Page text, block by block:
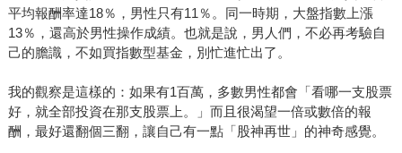
平均報酬率達18％，男性只有11％。同一時期，大盤指數上漲
13％，還高於男性操作成績。也就是說，男人們，不必再考驗自
己的膽識，不如買指數型基金，別忙進忙出了。
我的觀察是這樣的：如果有1百萬，多數男性都會「看哪一支股票
好，就全部投資在那支股票上。」而且很渴望一倍或數倍的報
酬，最好還翻個三翻，讓自己有一點「股神再世」的神奇感覺。